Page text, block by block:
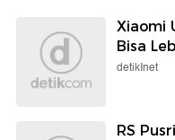
Xiaomi
Bisa
detikInet
RS